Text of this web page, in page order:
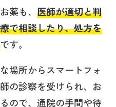
薬も、 医師が適切と判
で相談したり、処方を
です。
場所からスマートフォ
の診察を受けられ、お
ので、通院の手間や待